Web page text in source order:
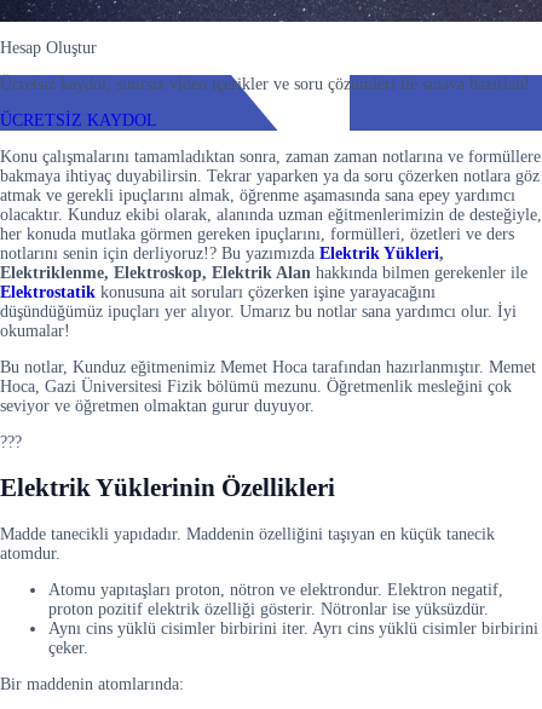
Hesap Oluştur
Ücretsiz kaydol, sınırsız video içerikler ve soru çözümleri ile sınava hazırlan!
ÜCRETSİZ KAYDOL
Konu çalışmalarını tamamladıktan sonra, zaman zaman notlarına ve formüllere
bakmaya ihtiyaç duyabilirsin. Tekrar yaparken ya da soru çözerken notlara göz
atmak ve gerekli ipuçlarını almak, öğrenme aşamasında sana epey yardımcı
olacaktır. Kunduz ekibi olarak, alanında uzman eğitmenlerimizin de desteğiyle,
her konuda mutlaka görmen gereken ipuçlarını, formülleri, özetleri ve ders
notlarını senin için derliyoruz!? Bu yazımızda Elektrik Yükleri,
Elektriklenme, Elektroskop, Elektrik Alan hakkında bilmen gerekenler ile
Elektrostatik konusuna ait soruları çözerken işine yarayacağını
düşündüğümüz ipuçları yer alıyor. Umarız bu notlar sana yardımcı olur. İyi
okumalar!
Bu notlar, Kunduz eğitmenimiz Memet Hoca tarafından hazırlanmıştır. Memet
Hoca, Gazi Üniversitesi Fizik bölümü mezunu. Öğretmenlik mesleğini çok
seviyor ve öğretmen olmaktan gurur duyuyor.
???
Elektrik Yüklerinin Özellikleri
Madde tanecikli yapıdadır. Maddenin özelliğini taşıyan en küçük tanecik
atomdur.
Atomu yapıtaşları proton, nötron ve elektrondur. Elektron negatif,
proton pozitif elektrik özelliği gösterir. Nötronlar ise yüksüzdür.
Aynı cins yüklü cisimler birbirini iter. Ayrı cins yüklü cisimler birbirini
çeker.
Bir maddenin atomlarında: